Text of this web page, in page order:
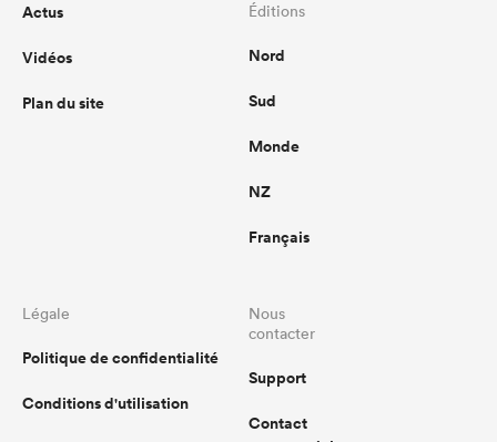
Actus
Vidéos
Plan du site
Éditions
Nord
Sud
Monde
NZ
Français
Légale
Politique de confidentialité
Conditions d'utilisation
Nous
contacter
Support
Contact